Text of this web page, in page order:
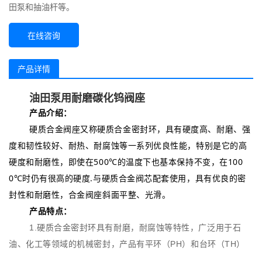
田泵和抽油杆等。
在线咨询
产品详情
油田泵用耐磨碳化钨阀座
产品介绍：
硬质合金阀座又称硬质合金密封环，具有硬度高、耐磨、强
度和韧性较好、耐热、耐腐蚀等一系列优良性能，特别是它的高
硬度和耐磨性，即使在500℃的温度下也基本保持不变，在100
0℃时仍有很高的硬度.与硬质合金阀芯配套使用，具有优良的密
封性和耐磨性，合金阀座斜面平整、光滑。
产品特点：
1.硬质合金密封环具有耐磨，耐腐蚀等特性，广泛用于石
油、化工等领域的机械密封，产品有平环（PH）和台环（TH）